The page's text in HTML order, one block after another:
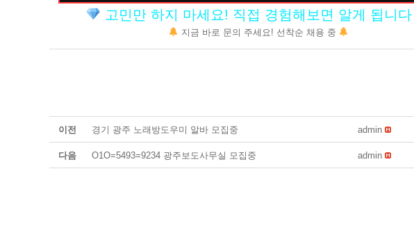
고민만 하지 마세요! 직접 경험해보면 알게 됩니다
지금 바로 문의 주세요! 선착순 채용 중
이전 경기 광주 노래방도우미 알바 모집중 admin
다음 O1O=5493=9234 광주보도사무실 모집중 admin